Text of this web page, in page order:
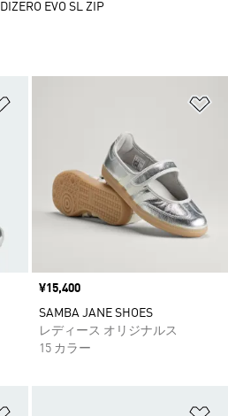
価格
¥15,400
SAMBA JANE SHOES
レディース オリジナルス
15 カラー
EVO SL ZIP